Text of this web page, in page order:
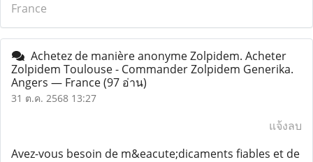
France
Achetez de manière anonyme Zolpidem. Acheter
Zolpidem Toulouse - Commander Zolpidem Generika.
Angers — France(97 อ่าน)
31 ต.ค. 2568 13:27
แจ้งลบ
Avez-vous besoin de m&eacute;dicaments fiables et de